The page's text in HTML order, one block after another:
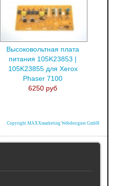
Высоковольтная плата
питания 105K23853 |
105K23855 для Xerox
Phaser 7100
6250 руб
Copyright MAXXmarketing Webdesigner GmbH